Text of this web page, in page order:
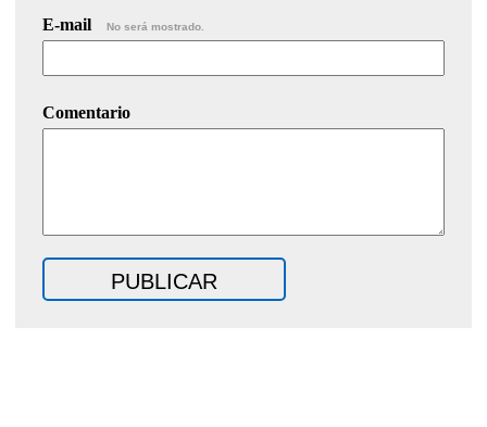
E-mail No será mostrado.
Comentario